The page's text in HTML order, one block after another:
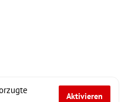
Aktivieren